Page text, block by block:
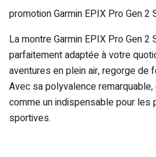
promotion Garmin EPIX Pro Gen 2
La montre Garmin EPIX Pro Gen 2
parfaitement adaptée à votre
aventures en plein air, regorge de
Avec sa polyvalence
comme un indispensable pour les
sportives.